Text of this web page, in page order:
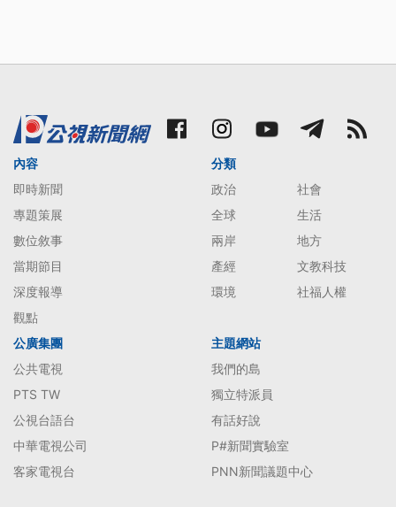
內容
即時新聞
專題策展
數位敘事
當期節目
深度報導
觀點
分類
政治
社會
全球
生活
兩岸
地方
產經
文教科技
環境
社福人權
公廣集團
公共電視
PTS TW
公視台語台
中華電視公司
客家電視台
主題網站
我們的島
獨立特派員
有話好說
P#新聞實驗室
PNN新聞議題中心